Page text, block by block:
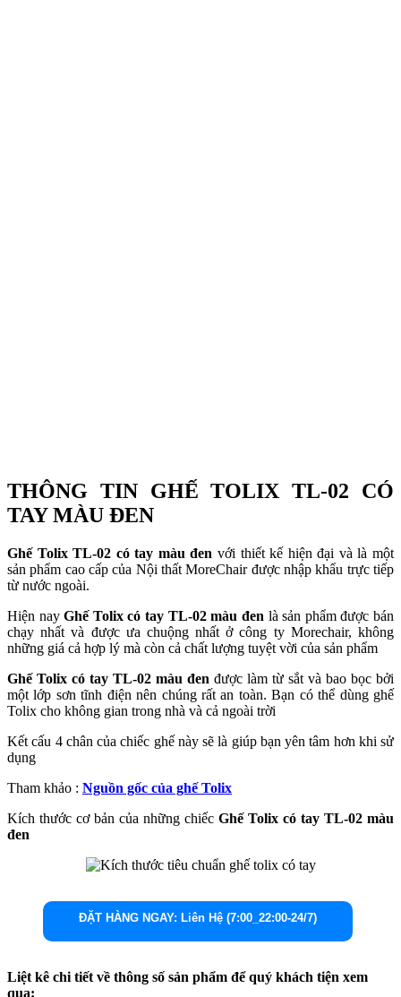
THÔNG TIN GHẾ TOLIX TL-02 CÓ
TAY MÀU ĐEN
Ghế Tolix TL-02 có tay màu đen với thiết kế hiện đại và là một
sản phẩm cao cấp của Nội thất MoreChair được nhập khẩu trực tiếp
từ nước ngoài.
Hiện nayGhế Tolix có tay TL-02 màu đen là sản phẩm được bán
chạy nhất và được ưa chuộng nhất ở công ty Morechair, không
những giá cả hợp lý mà còn cả chất lượng tuyệt vời của sản phẩm
Ghế Tolix có tay TL-02 màu đen được làm từ sắt và bao bọc bởi
một lớp sơn tĩnh điện nên chúng rất an toàn. Bạn có thể dùng ghế
Tolix cho không gian trong nhà và cả ngoài trời
Kết cấu 4 chân của chiếc ghế này sẽ là giúp bạn yên tâm hơn khi sử
dụng
Tham khảo : Nguồn gốc của ghế Tolix
Kích thước cơ bản của những chiếc Ghế Tolix có tay TL-02 màu
đen
ĐẶT HÀNG NGAY: Liên Hệ (7:00_22:00-24/7)
Liệt kê chi tiết về thông số sản phẩm để quý khách tiện xem
qua: